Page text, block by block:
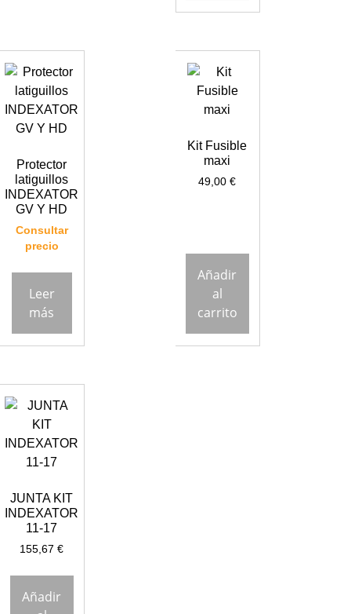
Protector
latiguillos
INDEXATOR
GV Y HD
Consultar
precio
Leer
más
Kit Fusible
maxi
49,00€
Añadir
al
carrito
JUNTA KIT
INDEXATOR
11-17
155,67€
Añadir